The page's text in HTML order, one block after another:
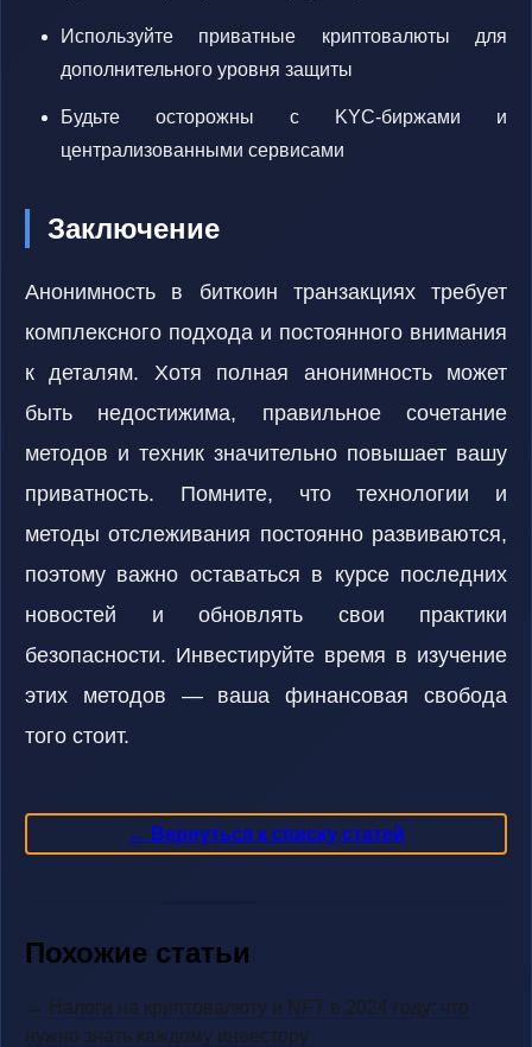
Используйте приватные криптовалюты для
дополнительного уровня защиты
Будьте осторожны с KYC-биржами и
централизованными сервисами
Заключение
Анонимность в биткоин транзакциях требует
комплексного подхода и постоянного внимания
к деталям. Хотя полная анонимность может
быть недостижима, правильное сочетание
методов и техник значительно повышает вашу
приватность. Помните, что технологии и
методы отслеживания постоянно развиваются,
поэтому важно оставаться в курсе последних
новостей и обновлять свои практики
безопасности. Инвестируйте время в изучение
этих методов — ваша финансовая свобода
того стоит.
← Вернуться к списку статей
Похожие статьи
→ Налоги на криптовалюту и NFT в 2024 году: что
нужно знать каждому инвестору